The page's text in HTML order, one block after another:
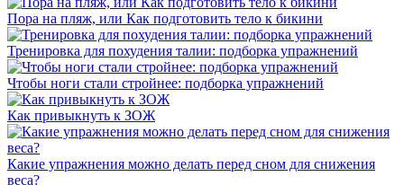
Пора на пляж, или Как подготовить тело к бикини
Тренировка для похудения талии: подборка упражнений
Чтобы ноги стали стройнее: подборка упражнений
Как привыкнуть к ЗОЖ
Какие упражнения можно делать перед сном для снижения
веса?